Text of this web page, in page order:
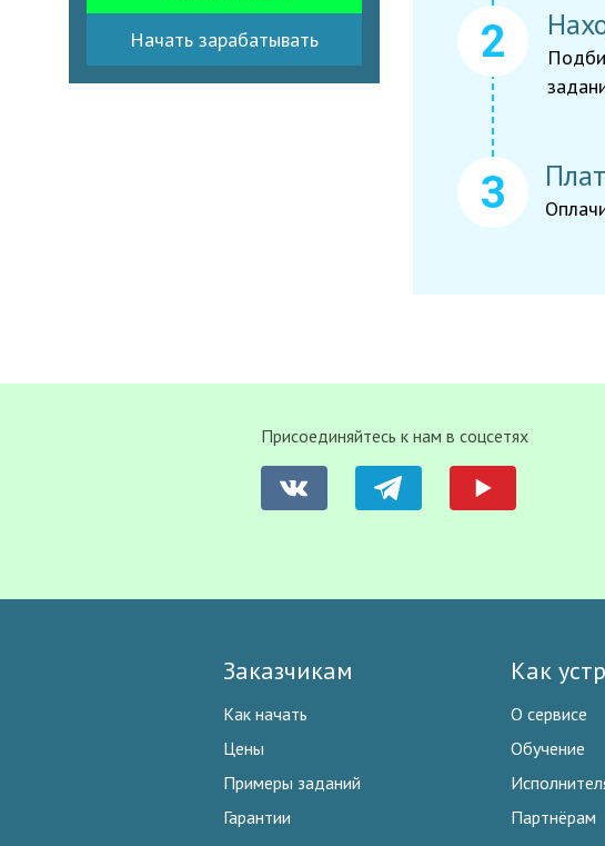
Начать зарабатывать
Присоединяйтесь к нам в соцсетях
Заказчикам
Как начать
Цены
Примеры заданий
Гарантии
Как
О сервисе
Обучение
Партнёрам